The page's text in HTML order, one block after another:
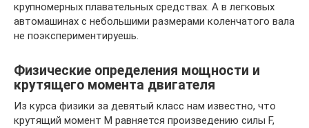
крупномерных плавательных средствах. А в легковых
автомашинах с небольшими размерами коленчатого вала
не поэкспериментируешь.
Физические определения мощности и
крутящего момента двигателя
Из курса физики за девятый класс нам известно, что
крутящий момент М равняется произведению силы F,